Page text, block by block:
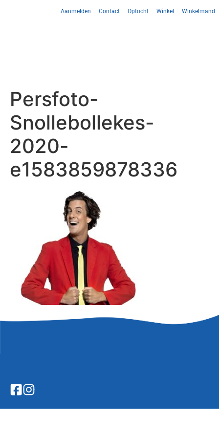
Aanmelden Contact Optocht Winkel Winkelmand
Persfoto-
Snollebollekes-
2020-
e1583859878336